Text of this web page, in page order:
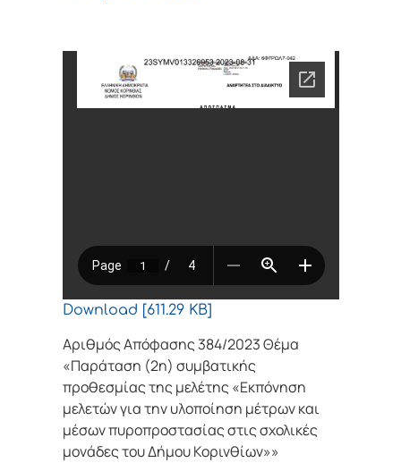
Download [611.29 KB]
Αριθμός Απόφασης 384/2023 Θέμα
«Παράταση (2η) συμβατικής
προθεσμίας της μελέτης «Εκπόνηση
μελετών για την υλοποίηση μέτρων και
μέσων πυροπροστασίας στις σχολικές
μονάδες του Δήμου Κορινθίων»»